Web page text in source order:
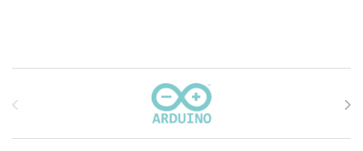
Carrusel de marcas